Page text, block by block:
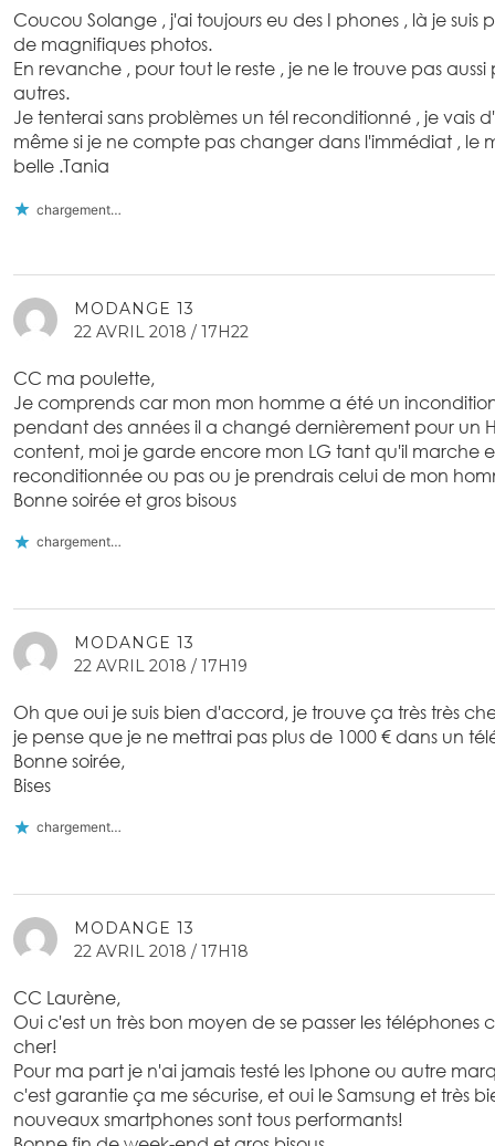
Coucou Solange , j'ai toujours eu des I phones , là je suis
de magnifiques photos.
En revanche , pour tout le reste , je ne le trouve pas
autres.
Je tenterai sans problèmes un tél reconditionné , je vais
même si je ne compte pas changer dans l'immédiat , le
belle .Tania
chargement…
MODANGE 13
22 AVRIL 2018 / 17H22
CC ma poulette,
Je comprends car mon mon homme a été un
pendant des années il a changé dernièrement pour un
content, moi je garde encore mon LG tant qu'il marche
reconditionnée ou pas ou je prendrais celui de mon
Bonne soirée et gros bisous
chargement…
MODANGE 13
22 AVRIL 2018 / 17H19
Oh que oui je suis bien d'accord, je trouve ça très très
je pense que je ne mettrai pas plus de 1000 € dans un
Bonne soirée,
Bises
chargement…
MODANGE 13
22 AVRIL 2018 / 17H18
CC Laurène,
Oui c'est un très bon moyen de se passer les
cher!
Pour ma part je n'ai jamais testé les Iphone ou autre
c'est garantie ça me sécurise, et oui le Samsung et très
nouveaux smartphones sont tous performants!